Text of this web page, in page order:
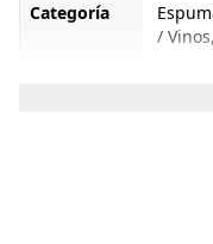
Categoría
/